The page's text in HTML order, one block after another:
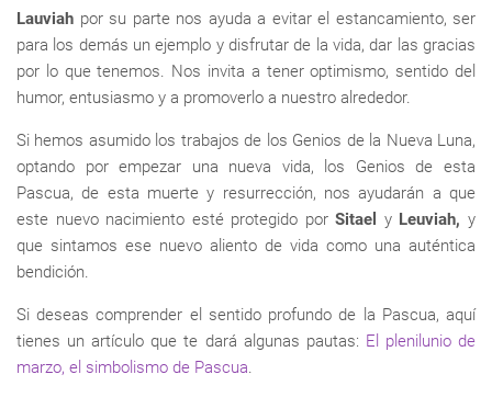
Lauviah por su parte nos ayuda a evitar el estancamiento, ser
para los demás un ejemplo y disfrutar de la vida, dar las gracias
por lo que tenemos. Nos invita a tener optimismo, sentido del
humor, entusiasmo y a promoverlo a nuestro alrededor.
Si hemos asumido los trabajos de los Genios de la Nueva Luna,
optando por empezar una nueva vida, los Genios de esta
Pascua, de esta muerte y resurrección, nos ayudarán a que
este nuevo nacimiento esté protegido porSitael yLeuviah,y
que sintamos ese nuevo aliento de vida como una auténtica
bendición.
Si deseas comprender el sentido profundo de la Pascua, aquí
tienes un artículo que te dará algunas pautas: El plenilunio de
marzo, el simbolismo de Pascua.